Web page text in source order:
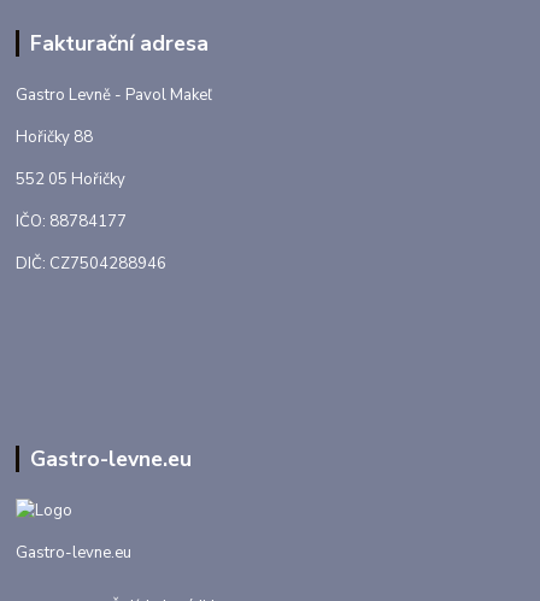
Fakturační adresa
Gastro Levně - Pavol Makeľ
Hořičky 88
552 05 Hořičky
IČO: 88784177
DIČ: CZ7504288946
Gastro-levne.eu
Gastro-levne.eu